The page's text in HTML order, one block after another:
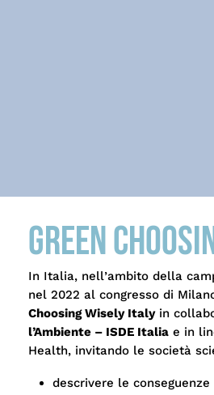
Green
In Italia, nell’ambito della
nel 2022 al congresso di
Choosing Wisely Italyin
l’Ambiente – ISDE Italia e in
Health, invitando le società
descrivere le